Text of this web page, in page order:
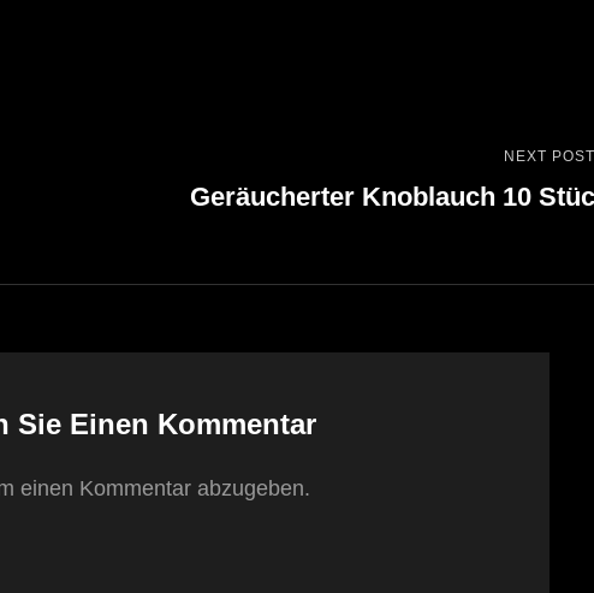
NEXT POST
Geräucherter Knoblauch 10
Sie Einen Kommentar
einen Kommentar abzugeben.